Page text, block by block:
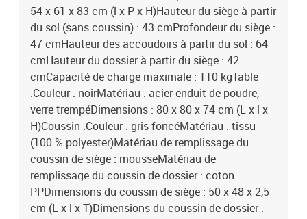
54 x 61 x 83 cm (l x P x H)Hauteur du siège à partir
du sol (sans coussin) : 43 cmProfondeur du siège :
47 cmHauteur des accoudoirs à partir du sol : 64
cmHauteur du dossier à partir du siège : 42
cmCapacité de charge maximale : 110 kgTable
:Couleur : noirMatériau : acier enduit de poudre,
verre trempéDimensions : 80 x 80 x 74 cm (L x l x
H)Coussin :Couleur : gris foncéMatériau : tissu
(100 % polyester)Matériau de remplissage du
coussin de siège : mousseMatériau de
remplissage du coussin de dossier : coton
PPDimensions du coussin de siège : 50 x 48 x 2,5
cm (L x l x T)Dimensions du coussin de dossier :